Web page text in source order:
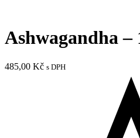
Ashwagandha –
485,00 Kč s DPH